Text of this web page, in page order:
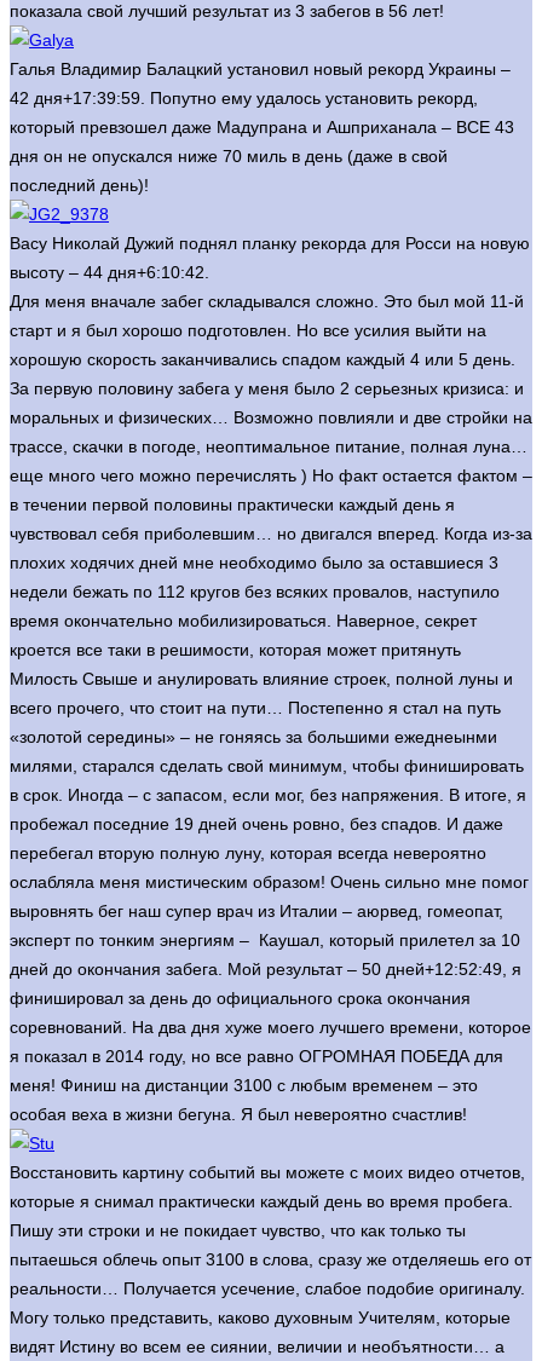
показала свой лучший результат из 3 забегов в 56 лет!
Галья Владимир Балацкий установил новый рекорд Украины –
42 дня+17:39:59. Попутно ему удалось установить рекорд,
который превзошел даже Мадупрана и Ашприханала – ВСЕ 43
дня он не опускался ниже 70 миль в день (даже в свой
последний день)!
Васу Николай Дужий поднял планку рекорда для Росси на новую
высоту – 44 дня+6:10:42.
Для меня вначале забег складывался сложно. Это был мой 11-й
старт и я был хорошо подготовлен. Но все усилия выйти на
хорошую скорость заканчивались спадом каждый 4 или 5 день.
За первую половину забега у меня было 2 серьезных кризиса: и
моральных и физических… Возможно повлияли и две стройки на
трассе, скачки в погоде, неоптимальное питание, полная луна…
еще много чего можно перечислять ) Но факт остается фактом –
в течении первой половины практически каждый день я
чувствовал себя приболевшим… но двигался вперед. Когда из-за
плохих ходячих дней мне необходимо было за оставшиеся 3
недели бежать по 112 кругов без всяких провалов, наступило
время окончательно мобилизироваться. Наверное, секрет
кроется все таки в решимости, которая может притянуть
Милость Свыше и анулировать влияние строек, полной луны и
всего прочего, что стоит на пути… Постепенно я стал на путь
«золотой середины» – не гоняясь за большими ежеднеынми
милями, старался сделать свой минимум, чтобы финишировать
в срок. Иногда – с запасом, если мог, без напряжения. В итоге, я
пробежал поседние 19 дней очень ровно, без спадов. И даже
перебегал вторую полную луну, которая всегда невероятно
ослабляла меня мистическим образом! Очень сильно мне помог
выровнять бег наш супер врач из Италии – аюрвед, гомеопат,
эксперт по тонким энергиям – Каушал, который прилетел за 10
дней до окончания забега. Мой результат – 50 дней+12:52:49, я
финишировал за день до официального срока окончания
соревнований. На два дня хуже моего лучшего времени, которое
я показал в 2014 году, но все равно ОГРОМНАЯ ПОБЕДА для
меня! Финиш на дистанции 3100 с любым временем – это
особая веха в жизни бегуна. Я был невероятно счастлив!
Восстановить картину событий вы можете с моих видео отчетов,
которые я снимал практически каждый день во время пробега.
Пишу эти строки и не покидает чувство, что как только ты
пытаешься облечь опыт 3100 в слова, сразу же отделяешь его от
реальности… Получается усечение, слабое подобие оригиналу.
Могу только представить, каково духовным Учителям, которые
видят Истину во всем ее сиянии, величии и необъятности… а